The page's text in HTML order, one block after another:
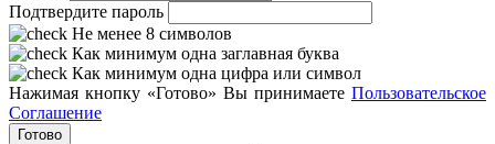
Подтвердите пароль
Не менее 8 символов
Как минимум одна заглавная буква
Как минимум одна цифра или символ
Нажимая кнопку «Готово» Вы принимаете Пользовательское
Соглашение
Готово